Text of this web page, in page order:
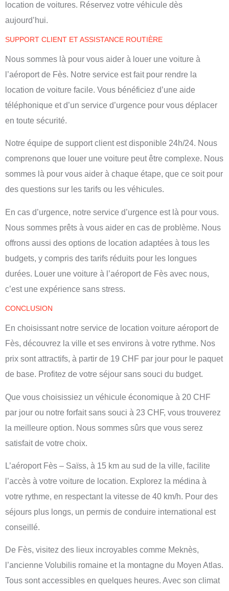
location de voitures. Réservez votre véhicule dès
aujourd’hui.
SUPPORT CLIENT ET ASSISTANCE ROUTIÈRE
Nous sommes là pour vous aider à louer une voiture à
l’aéroport de Fès. Notre service est fait pour rendre la
location de voiture facile. Vous bénéficiez d’une aide
téléphonique et d’un service d’urgence pour vous déplacer
en toute sécurité.
Notre équipe de support client est disponible 24h/24. Nous
comprenons que louer une voiture peut être complexe. Nous
sommes là pour vous aider à chaque étape, que ce soit pour
des questions sur les tarifs ou les véhicules.
En cas d’urgence, notre service d’urgence est là pour vous.
Nous sommes prêts à vous aider en cas de problème. Nous
offrons aussi des options de location adaptées à tous les
budgets, y compris des tarifs réduits pour les longues
durées. Louer une voiture à l’aéroport de Fès avec nous,
c’est une expérience sans stress.
CONCLUSION
En choisissant notre service de location voiture aéroport de
Fès, découvrez la ville et ses environs à votre rythme. Nos
prix sont attractifs, à partir de 19 CHF par jour pour le paquet
de base. Profitez de votre séjour sans souci du budget.
Que vous choisissiez un véhicule économique à 20 CHF
par jour ou notre forfait sans souci à 23 CHF, vous trouverez
la meilleure option. Nous sommes sûrs que vous serez
satisfait de votre choix.
L’aéroport Fès – Saïss, à 15 km au sud de la ville, facilite
l’accès à votre voiture de location. Explorez la médina à
votre rythme, en respectant la vitesse de 40 km/h. Pour des
séjours plus longs, un permis de conduire international est
conseillé.
De Fès, visitez des lieux incroyables comme Meknès,
l’ancienne Volubilis romaine et la montagne du Moyen Atlas.
Tous sont accessibles en quelques heures. Avec son climat